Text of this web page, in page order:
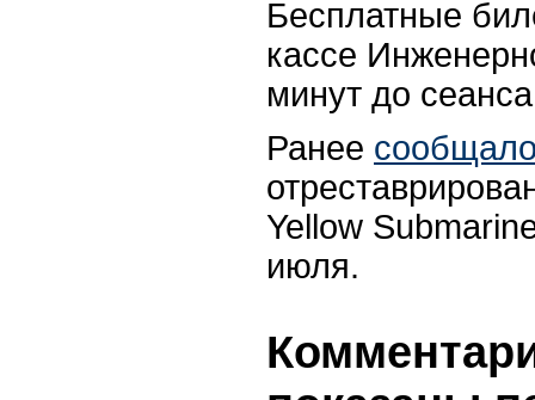
Бесплатные
кассе
минут до
Ранее
Yellow
июля.